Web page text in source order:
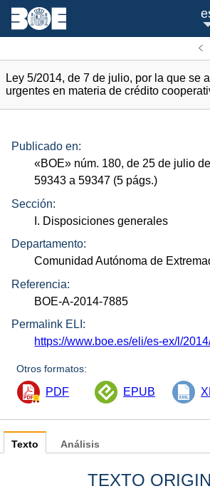
Ley 5/2014, de 7 de julio, por la que se
urgentes en materia de crédito
Publicado en:
«BOE» núm. 180, de 25 de julio
59343 a 59347 (5 págs.)
Sección:
I. Disposiciones generales
Departamento:
Comunidad Autónoma de
Referencia:
BOE-A-2014-7885
Permalink ELI:
https://www.boe.es/eli/es-ex/l/
Otros formatos:
PDF EPUB
Texto
TEXTO
Análisis